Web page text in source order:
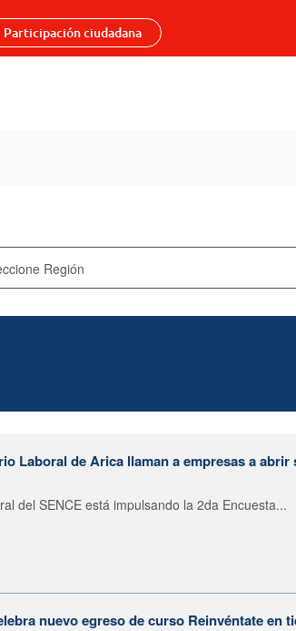
Participación ciudadana
Laboral de Arica llaman a empresas a abrir
del SENCE está impulsando la 2da Encuesta...
nuevo egreso de curso Reinvéntate en